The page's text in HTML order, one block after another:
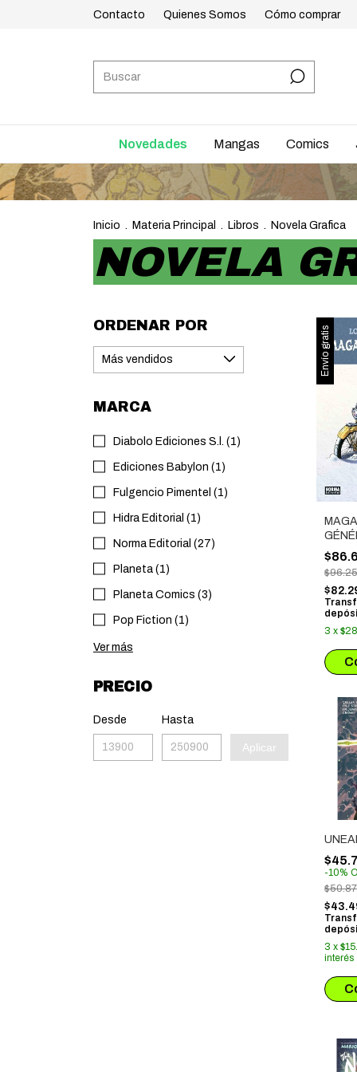
Contacto Quienes Somos Cómo comprar
Novedades Mangas Comics
ENVÍOS A
Inicio . Materia Principal . Libros . Novela Grafica
NOVELA
ORDENAR POR
MARCA
Diabolo Ediciones S.l. (1)
Ediciones Babylon (1)
Fulgencio Pimentel (1)
Hidra Editorial (1)
Norma Editorial (27)
Planeta (1)
Planeta Comics (3)
Pop Fiction (1)
Ver más
PRECIO
Desde Hasta
Aplicar
Envío gratis
3 x
-10%
3 x
interés